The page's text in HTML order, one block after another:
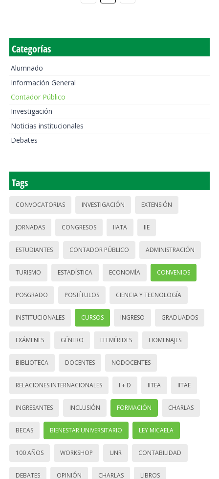
Categorías
Alumnado
Información General
Contador Público
Investigación
Noticias institucionales
Debates
Tags
CONVOCATORIAS INVESTIGACIÓN EXTENSIÓN
JORNADAS CONGRESOS IIATA IIE
ESTUDIANTES CONTADOR PÚBLICO ADMINISTRACIÓN
TURISMO ESTADÍSTICA ECONOMÍA CONVENIOS
POSGRADO POSTÍTULOS CIENCIA Y TECNOLOGÍA
INSTITUCIONALES CURSOS INGRESO GRADUADOS
EXÁMENES GÉNERO EFEMÉRIDES HOMENAJES
BIBLIOTECA DOCENTES NODOCENTES
RELACIONES INTERNACIONALES I + D IITEA IITAE
INGRESANTES INCLUSIÓN FORMACIÓN CHARLAS
BECAS BIENESTAR UNIVERSITARIO LEY MICAELA
100 AÑOS WORKSHOP UNR CONTABILIDAD
DEBATES OPINIÓN CHARLAS LIBROS